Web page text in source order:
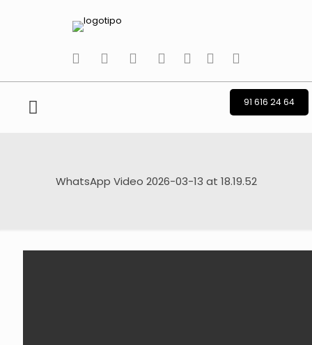
tiktokfacebook
instagram
TwitterYoutube
Telegramwhatsapp
91 616 24 64
WhatsApp Video 2026-03-13 at 18.19.52